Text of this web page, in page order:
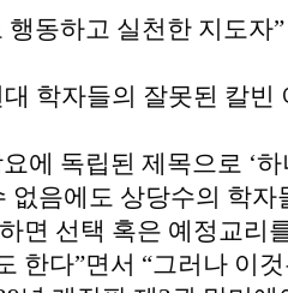
행동하고 실천한 지도자”
학자들의 잘못된 칼빈
에 독립된 제목으로 ‘
없음에도 상당수의 학
면 선택 혹은 예정교리
한다”면서 “그러나 이